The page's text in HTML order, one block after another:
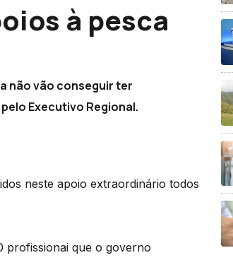
à pesca
não vão conseguir ter
Executivo Regional.
neste apoio extraordinário todos
profissionai que o governo